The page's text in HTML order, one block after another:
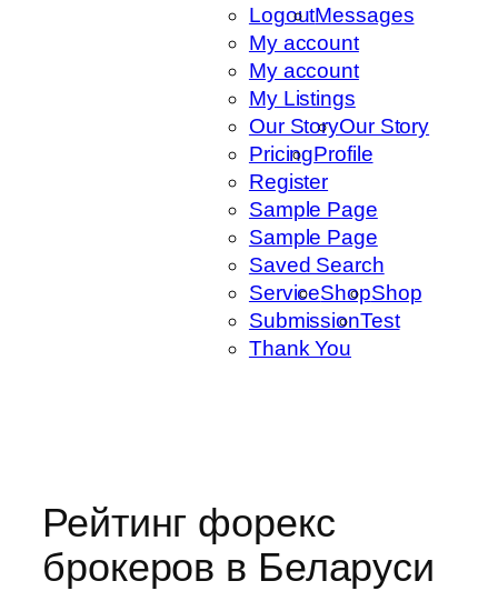
LogoutMessages
My account
My account
My Listings
Our StoryOur Story
PricingProfile
Register
Sample Page
Sample Page
Saved Search
ServiceShopShop
SubmissionTest
Thank You
Рейтинг форекс
брокеров в Беларуси